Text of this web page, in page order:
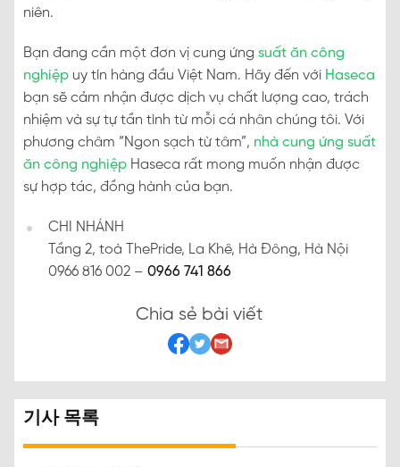
niên.
Bạn đang cần một đơn vị cung ứng suất ăn công
nghiệp uy tín hàng đầu Việt Nam. Hãy đến với Haseca
bạn sẽ cảm nhận được dịch vụ chất lượng cao, trách
nhiệm và sự tự tần tình từ mỗi cá nhân chúng tôi. Với
phương châm “Ngon sạch từ tâm”, nhà cung ứng suất
ăn công nghiệp Haseca rất mong muốn nhận được
sự hợp tác, đồng hành của bạn.
CHI NHÁNH
Tầng 2, toà ThePride, La Khê, Hà Đông, Hà Nội
0966 816 002 – 0966 741 866
Chia sẻ bài viết
기사 목록